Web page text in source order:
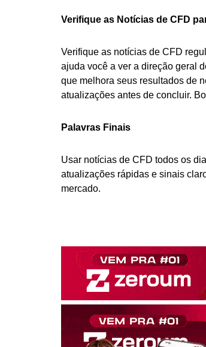
Verifique as Notícias de CFD
Verifique as notícias de CFD
ajuda você a ver a direção geral
que melhora seus resultados de
atualizações antes de concluir.
Palavras Finais
Usar notícias de CFD todos os
atualizações rápidas e sinais
mercado.